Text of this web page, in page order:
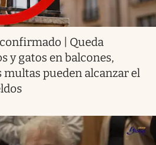
| Queda
y gatos en balcones,
multas pueden alcanzar el